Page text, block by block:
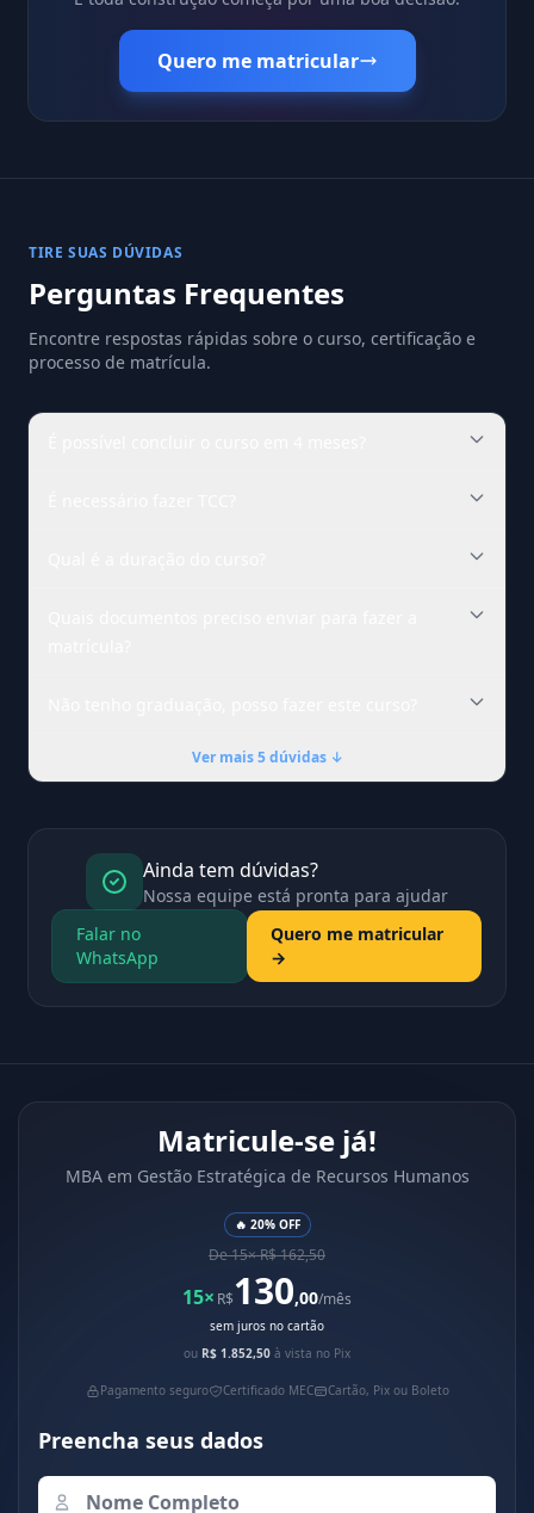
Quero me matricular
TIRE SUAS DÚVIDAS
Perguntas Frequentes
Encontre respostas rápidas sobre o curso, certificação e
processo de matrícula.
Ver mais 5 dúvidas ↓
Ainda tem dúvidas?
Nossa equipe está pronta para ajudar
Falar no
WhatsApp
Quero me matricular
→
Matricule-se já!
MBA em Gestão Estratégica de Recursos Humanos
🔥 20% OFF
De 15× R$ 162,50
15× R$130,00/mês
sem juros no cartão
ou R$ 1.852,50 à vista no Pix
Pagamento seguro Certificado MEC Cartão, Pix ou Boleto
Preencha seus dados